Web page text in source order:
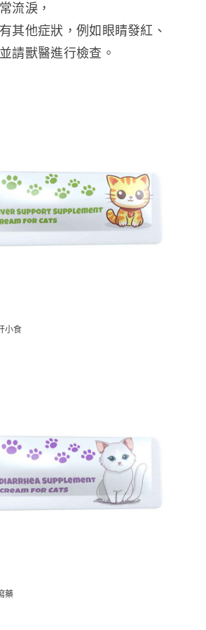
流淚，
其他症狀，例如眼睛發紅、
請獸醫進行檢查。
小食
藥